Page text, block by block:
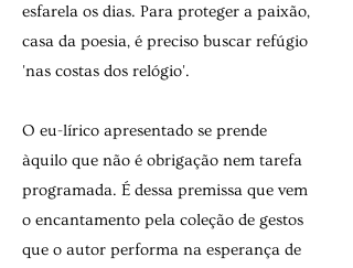
esfarela os dias. Para proteger a pai­xão,
casa da poesia, é preciso buscar refúgio
'nas costas dos relógio'.
O eu-lírico apresentado se prende
àquilo que não é obriga­ção nem tarefa
programada. É dessa premissa que vem
o encantamento pela coleção de gestos
que o autor performa na esperança de